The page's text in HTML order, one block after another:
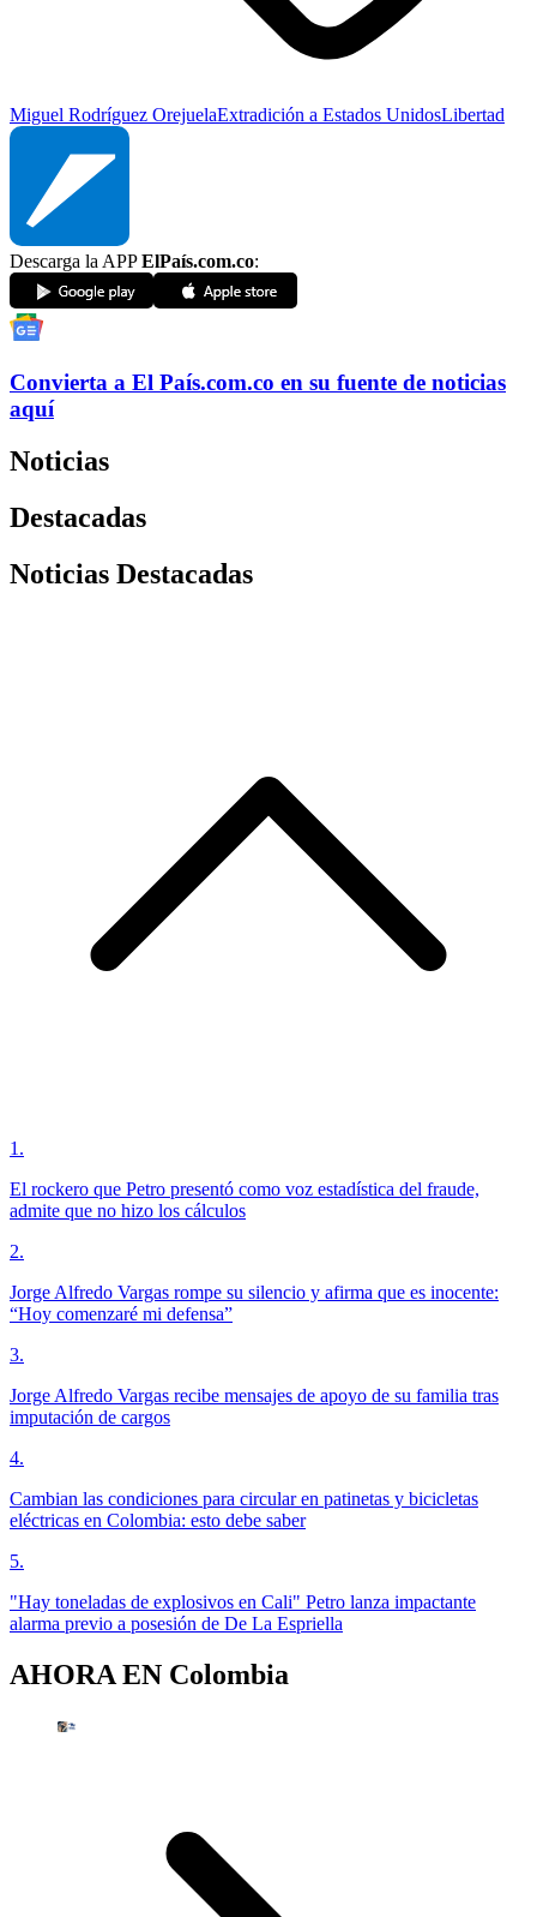
Miguel Rodríguez OrejuelaExtradición a Estados UnidosLibertad
Descarga la APPElPaís.com.co:
Convierta a El País.com.co en su fuente de noticias
aquí
Noticias
Destacadas
Noticias Destacadas
1 .
El rockero que Petro presentó como voz estadística del fraude,
admite que no hizo los cálculos
2.
Jorge Alfredo Vargas rompe su silencio y afirma que es inocente:
“Hoy comenzaré mi defensa”
3.
Jorge Alfredo Vargas recibe mensajes de apoyo de su familia tras
imputación de cargos
4.
Cambian las condiciones para circular en patinetas y bicicletas
eléctricas en Colombia: esto debe saber
5.
"Hay toneladas de explosivos en Cali" Petro lanza impactante
alarma previo a posesión de De La Espriella
AHORA EN Colombia